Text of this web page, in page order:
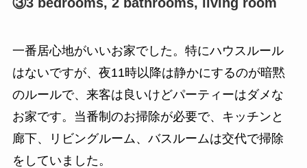
一番居心地がいいお家でした。特にハウスルール
はないですが、夜11時以降は静かにするのが暗黙
のルールで、来客は良いけどパーティーはダメな
お家です。当番制のお掃除が必要で、キッチンと
廊下、リビングルーム、バスルームは交代で掃除
をしていました。